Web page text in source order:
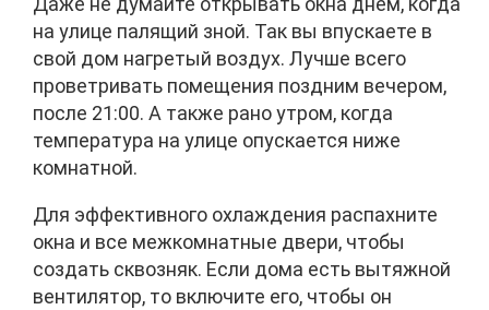
на улице палящий зной. Так вы впускаете в
свой дом нагретый воздух. Лучше всего
проветривать помещения поздним вечером,
после 21:00. А также рано утром, когда
температура на улице опускается ниже
комнатной.
Для эффективного охлаждения распахните
окна и все межкомнатные двери, чтобы
создать сквозняк. Если дома есть вытяжной
вентилятор, то включите его, чтобы он